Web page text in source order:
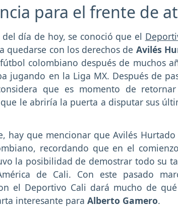
para el frente de
día de hoy, se conoció que el
quedarse con los derechos de Avilés
colombiano después de muchos
jugando en la Liga MX. Después de
que es momento de
le abriría la puerta a disputar sus
hay que mencionar que Avilés
recordando que en el
la posibilidad de demostrar todo su
de Cali. Con este pasado
el Deportivo Cali dará mucho de
interesante para Alberto Gamero.